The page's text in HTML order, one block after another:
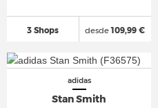
3 Shops desde109,99 €
adidas
Stan Smith